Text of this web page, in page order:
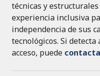
técnicas y
experiencia inclusiva
independencia de sus
tecnológicos. Si
acceso, puede